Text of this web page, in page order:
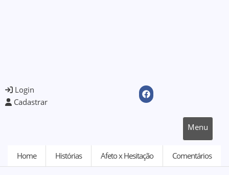
Login
Cadastrar
Menu
Home Histórias Afeto x Hesitação Comentários